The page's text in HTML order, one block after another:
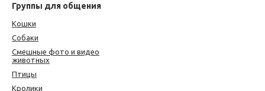
Группы для общения
Кошки
Собаки
Смешные фото и видео
животных
Птицы
Кролики